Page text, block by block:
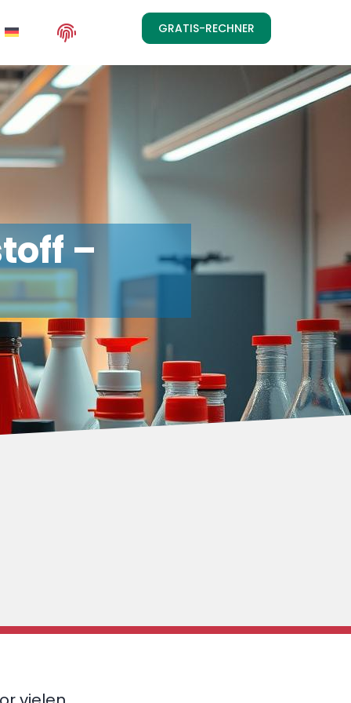
GRATIS-RECHNER
–